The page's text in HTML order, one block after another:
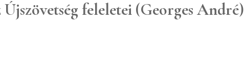
feleletei (Georges André)